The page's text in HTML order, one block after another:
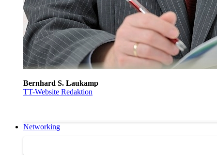
Bernhard S. Laukamp
TT-Website Redaktion
Networking